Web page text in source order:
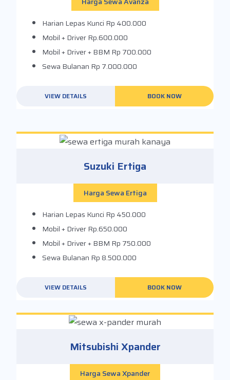
Harian Lepas Kunci Rp 400.000
Mobil + DriverRp.600.000
Mobil + Driver + BBM Rp 700.000
Sewa Bulanan Rp 7.000.000
VIEW DETAILS BOOK NOW
Suzuki Ertiga
Harga Sewa Ertiga
Harian Lepas Kunci Rp 450.000
Mobil + DriverRp.650.000
Mobil + Driver + BBM Rp 750.000
Sewa Bulanan Rp 8.500.000
VIEW DETAILS BOOK NOW
Mitsubishi Xpander
Harga Sewa Xpander